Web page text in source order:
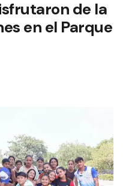
de la
en el Parque